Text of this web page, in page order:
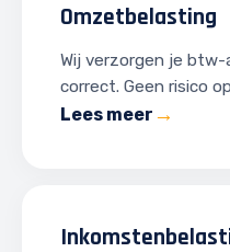
Omzetbelasting
Wij verzorgen je
correct. Geen risico
Lees meer